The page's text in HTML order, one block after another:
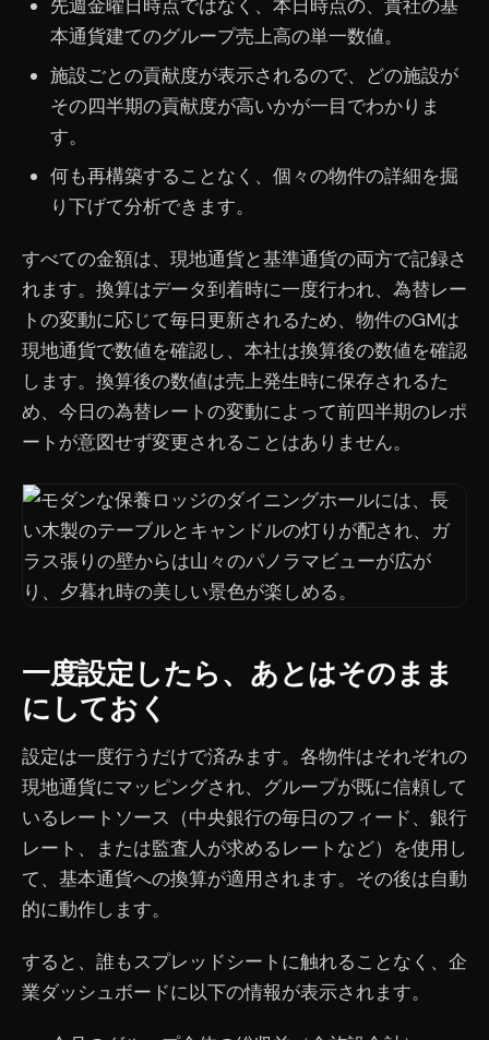
先週金曜日時点ではなく、本日時点の、貴社の基
本通貨建てのグループ売上高の単一数値。
施設ごとの貢献度が表示されるので、どの施設が
その四半期の貢献度が高いかが一目でわかりま
す。
何も再構築することなく、個々の物件の詳細を掘
り下げて分析できます。
すべての金額は、現地通貨と基準通貨の両方で記録さ
れます。換算はデータ到着時に一度行われ、為替レー
トの変動に応じて毎日更新されるため、物件のGMは
現地通貨で数値を確認し、本社は換算後の数値を確認
します。換算後の数値は売上発生時に保存されるた
め、今日の為替レートの変動によって前四半期のレポ
ートが意図せず変更されることはありません。
一度設定したら、あとはそのまま
にしておく
設定は一度行うだけで済みます。各物件はそれぞれの
現地通貨にマッピングされ、グループが既に信頼して
いるレートソース（中央銀行の毎日のフィード、銀行
レート、または監査人が求めるレートなど）を使用し
て、基本通貨への換算が適用されます。その後は自動
的に動作します。
すると、誰もスプレッドシートに触れることなく、企
業ダッシュボードに以下の情報が表示されます。